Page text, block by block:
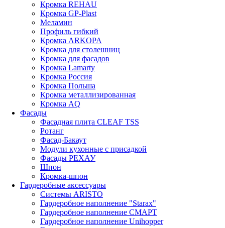
Кромка REHAU
Кромка GP-Plast
Меламин
Профиль гибкий
Кромка ARKOPA
Кромка для столешниц
Кромка для фасадов
Кромка Lamarty
Кромка Россия
Кромка Польша
Кромка металлизированная
Кромка AQ
Фасады
Фасадная плита CLEAF TSS
Ротанг
Фасад-Бакаут
Модули кухонные с присадкой
Фасады РЕХАУ
Шпон
Кромка-шпон
Гардеробные аксессуары
Системы ARISTO
Гардеробное наполнение "Starax"
Гардеробное наполнение СМАРТ
Гардеробное наполнение Unihopper